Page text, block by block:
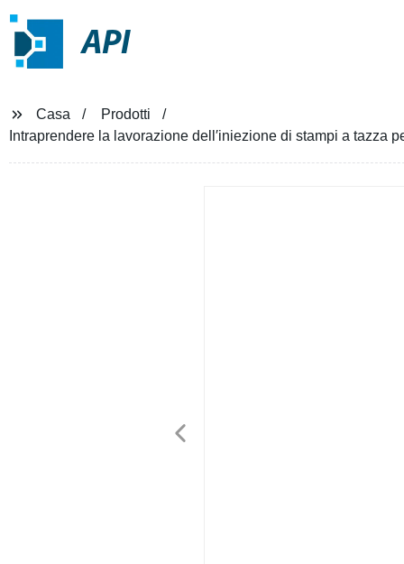
API
Casa
Prodotti
Intraprendere la lavorazione dell′iniezione di stampi a tazza